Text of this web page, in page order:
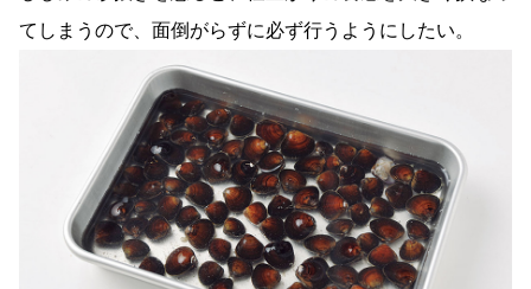
てしまうので、面倒がらずに必ず行うようにしたい。